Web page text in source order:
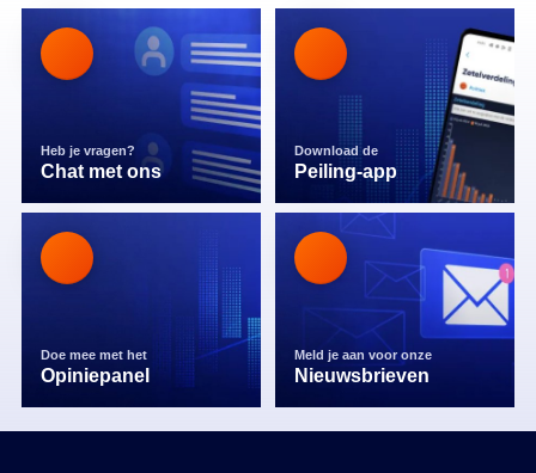
Heb je vragen?
Chat met ons
Download de
Peiling-app
Doe mee met het
Opiniepanel
Meld je aan voor onze
Nieuwsbrieven